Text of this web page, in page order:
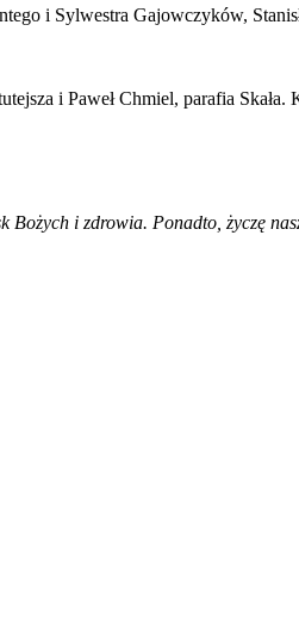
i Sylwestra Gajowczyków,
i Paweł Chmiel, parafia
Bożych i zdrowia. Ponadto, życzę